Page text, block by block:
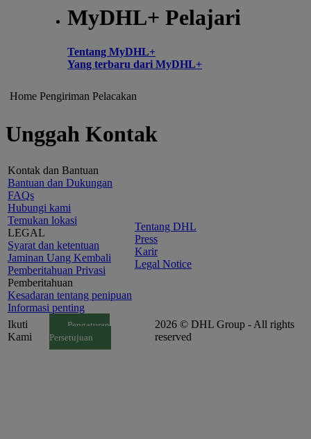
MyDHL+ Pelajari
Tentang MyDHL+
Yang terbaru dari MyDHL+
Home Pengiriman Pelacakan
Unggah Kontak
Kontak dan Bantuan
Bantuan dan Dukungan
FAQs
Hubungi kami
Temukan lokasi
LEGAL
Syarat dan ketentuan
Jaminan Uang Kembali
Pemberitahuan Privasi
Pemberitahuan
Kesadaran tentang penipuan
Informasi penting
Tentang DHL
Press
Karir
Legal Notice
Ikuti
Kami
Pengaturan
Persetujuan
2026 © DHL Group - All rights
reserved